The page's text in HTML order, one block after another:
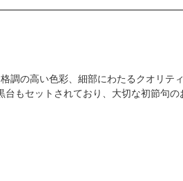
調の高い色彩、細部にわたるクオリテ
もセットされており、大切な初節句